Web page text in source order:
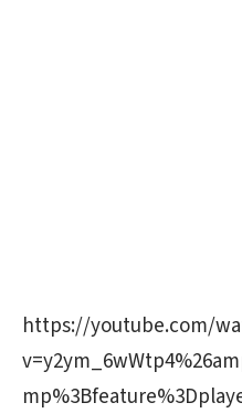
https://youtube.com/